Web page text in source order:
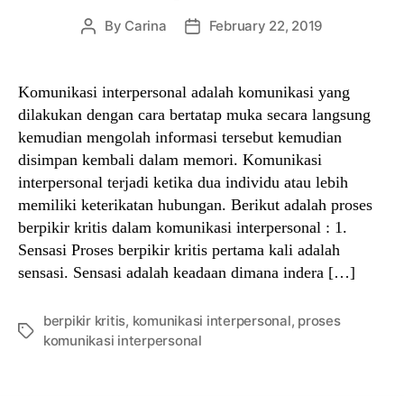
Post
By Carina
PostFebruary 22, 2019
Komunikasi interpersonal adalah komunikasi yang
dilakukan dengan cara bertatap muka secara langsung
kemudian mengolah informasi tersebut kemudian
disimpan kembali dalam memori. Komunikasi
interpersonal terjadi ketika dua individu atau lebih
memiliki keterikatan hubungan. Berikut adalah proses
berpikir kritis dalam komunikasi interpersonal : 1.
Sensasi Proses berpikir kritis pertama kali adalah
sensasi. Sensasi adalah keadaan dimana indera […]
Tags
berpikir kritis, komunikasi interpersonal, proses
komunikasi interpersonal